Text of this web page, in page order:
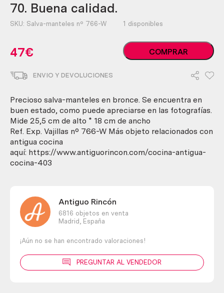
70. Buena calidad.
SKU: Salva-manteles nº 766-W 1 disponibles
47€
Salva-
manteles
70.
Buena
calidad.
cantidad
COMPRAR
ENVIO Y DEVOLUCIONES
Precioso salva-manteles en bronce. Se encuentra en
buen estado, como puede apreciarse en las fotografías.
Mide 25,5 cm de alto * 18 cm de ancho
Ref. Exp. Vajillas nº 766-W Más objeto relacionados con
antigua cocina
aquí: https://www.antiguorincon.com/cocina-antigua-
cocina-403
Antiguo Rincón
6816 objetos en venta
Madrid,
España
¡Aún no se han encontrado valoraciones!
PREGUNTAR AL VENDEDOR